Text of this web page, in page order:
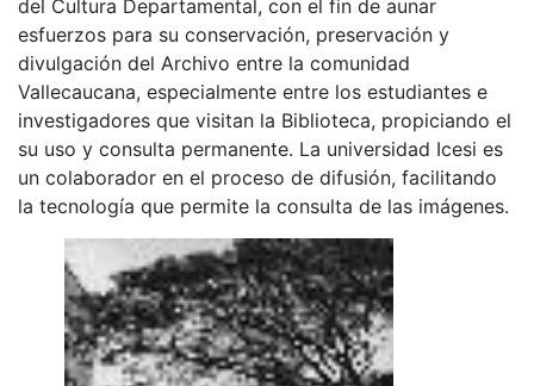
del Cultura Departamental, con el fin de aunar
esfuerzos para su conservación, preservación y
divulgación del Archivo entre la comunidad
Vallecaucana, especialmente entre los estudiantes e
investigadores que visitan la Biblioteca, propiciando el
su uso y consulta permanente. La universidad Icesi es
un colaborador en el proceso de difusión, facilitando
la tecnología que permite la consulta de las imágenes.